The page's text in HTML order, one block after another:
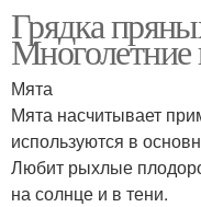
Грядка
Мята
Мята насчитывает
используются в
Любит рыхлые
на солнце и в тени.